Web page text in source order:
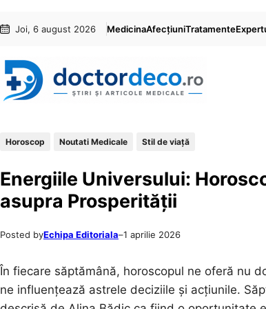
conținut
content
Joi, 6 august 2026 MedicinaAfecțiuniTratamente
Horoscop Noutati Medicale Stil de viaţă
Energiile Universului:
asupra Prosperității
Posted byEchipa Editoriala–1 aprilie 2026
În fiecare săptămână, horoscopul ne oferă nu
ne influențează astrele deciziile și acțiunile.